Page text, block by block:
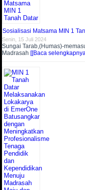
Sosialisasi Matsama MIN 1
Senin, 15 Juli 2024
Sungai Tarab,(Humas)-
Madrasah[[Baca